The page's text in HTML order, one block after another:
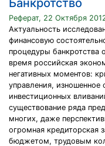
Банкротство
Реферат, 22 Октября
Актуальность
финансовую
процедуры банкротства
время российская
негативных моментов:
управления, изношенное
инвестиционных
существование ряда
многих, даже
огромная кредиторская
бюджетом, трудовым